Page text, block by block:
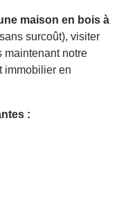
maison en bois à
surcoût), visiter
maintenant notre
immobilier en
: